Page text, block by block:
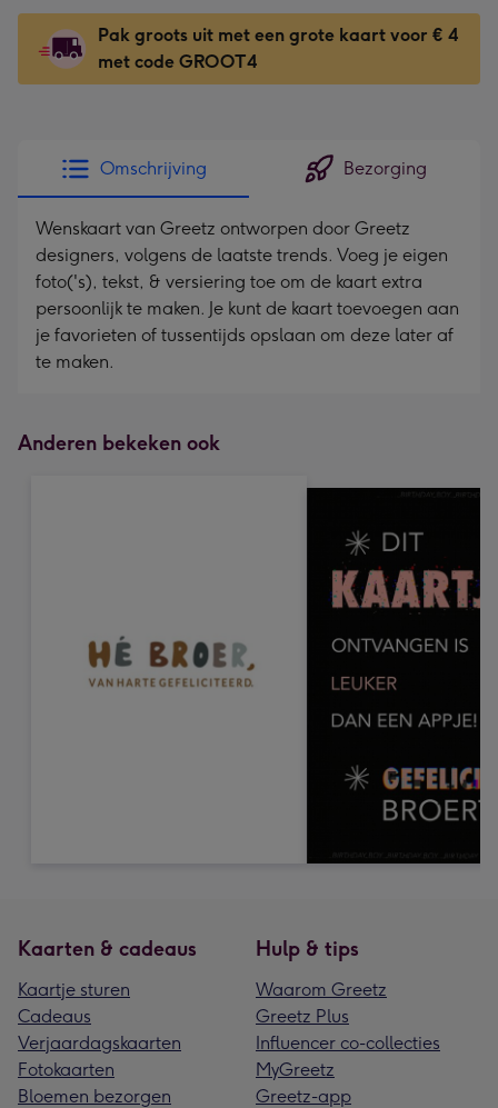
130
x
130
mm
-
Dimensions:
167
mm
-
€6,49
-
indruk
-
Dimensions:
240
x
240
mm
Pak groots uit met een grote kaart voor € 4
met code GROOT4
Omschrijving Bezorging
Wenskaart van Greetz ontworpen door Greetz
designers, volgens de laatste trends. Voeg je eigen
foto('s), tekst, & versiering toe om de kaart extra
persoonlijk te maken. Je kunt de kaart toevoegen aan
je favorieten of tussentijds opslaan om deze later af
te maken.
Anderen bekeken ook
Kaarten & cadeaus
Kaartje sturen
Cadeaus
Verjaardagskaarten
Fotokaarten
Bloemen bezorgen
Hulp & tips
Waarom Greetz
Greetz Plus
Influencer co-collecties
MyGreetz
Greetz-app